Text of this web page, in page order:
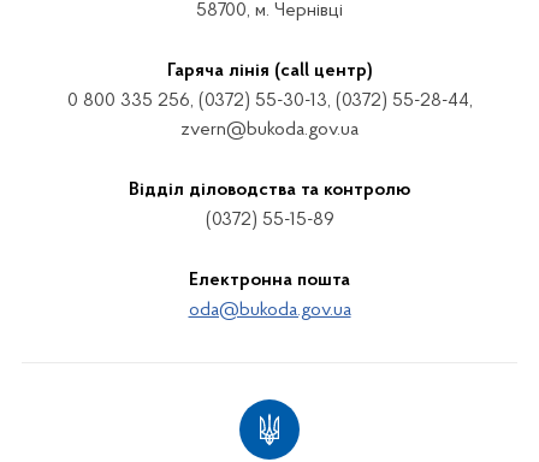
58700, м. Чернівці
Гаряча лінія (call центр)
0 800 335 256, (0372) 55-30-13, (0372) 55-28-44,
zvern@bukoda.gov.ua
Відділ діловодства та контролю
(0372) 55-15-89
Електронна пошта
oda@bukoda.gov.ua